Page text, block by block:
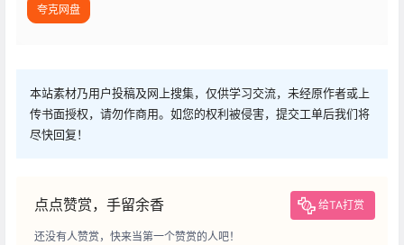
夸克网盘
本站素材乃用户投稿及网上搜集，仅供学习交流，未经原作者或上
传书面授权，请勿作商用。如您的权利被侵害，提交工单后我们将
尽快回复！
点点赞赏，手留余香 给TA打赏
还没有人赞赏，快来当第一个赞赏的人吧！